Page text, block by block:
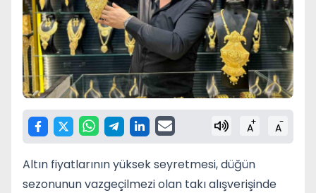
A+ A-
Altın fiyatlarının yüksek seyretmesi, düğün
sezonunun vazgeçilmezi olan takı alışverişinde